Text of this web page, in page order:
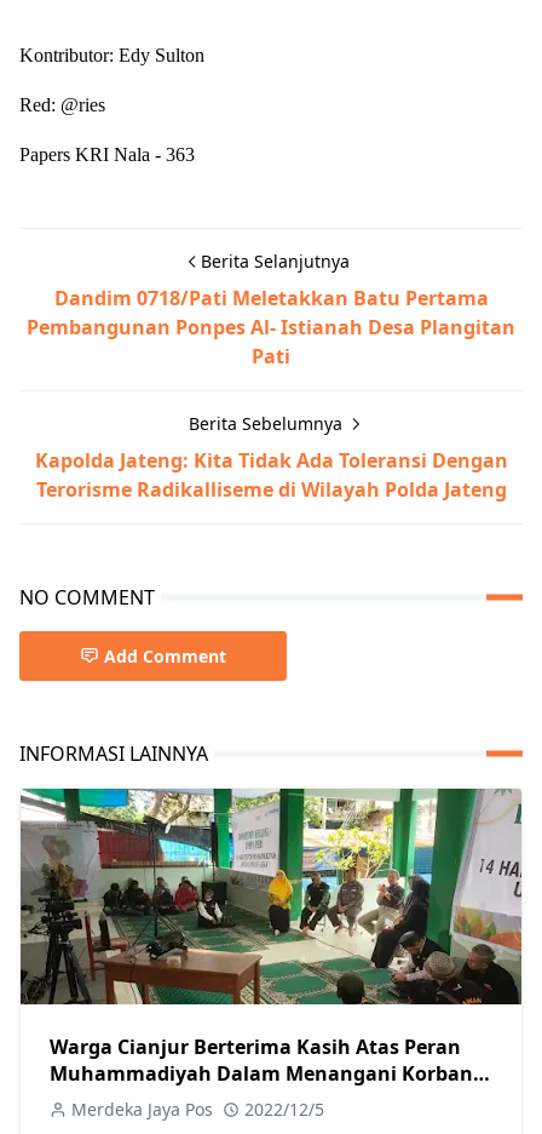
Kontributor: Edy Sulton
Red: @ries
Papers KRI Nala - 363
Berita Selanjutnya
Dandim 0718/Pati Meletakkan Batu Pertama
Pembangunan Ponpes Al- Istianah Desa Plangitan
Pati
Berita Sebelumnya
Kapolda Jateng: Kita Tidak Ada Toleransi Dengan
Terorisme Radikalliseme di Wilayah Polda Jateng
NO COMMENT
Add Comment
INFORMASI LAINNYA
Warga Cianjur Berterima Kasih Atas Peran
Muhammadiyah Dalam Menangani Korban
Gempa
Merdeka Jaya Pos 2022/12/5